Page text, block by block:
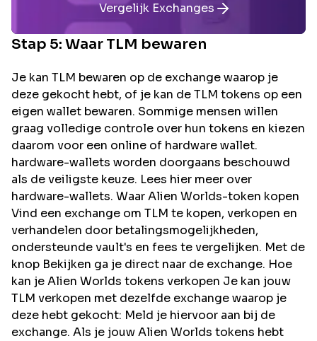
Vergelijk Exchanges
Stap 5: Waar TLM bewaren
Je kan TLM bewaren op de exchange waarop je
deze gekocht hebt, of je kan de TLM tokens op een
eigen wallet bewaren. Sommige mensen willen
graag volledige controle over hun tokens en kiezen
daarom voor een online of hardware wallet.
hardware-wallets worden doorgaans beschouwd
als de veiligste keuze. Lees hier meer over
hardware-wallets. Waar Alien Worlds-token kopen
Vind een exchange om TLM te kopen, verkopen en
verhandelen door betalingsmogelijkheden,
ondersteunde vault's en fees te vergelijken. Met de
knop Bekijken ga je direct naar de exchange. Hoe
kan je Alien Worlds tokens verkopen Je kan jouw
TLM verkopen met dezelfde exchange waarop je
deze hebt gekocht: Meld je hiervoor aan bij de
exchange. Als je jouw Alien Worlds tokens hebt